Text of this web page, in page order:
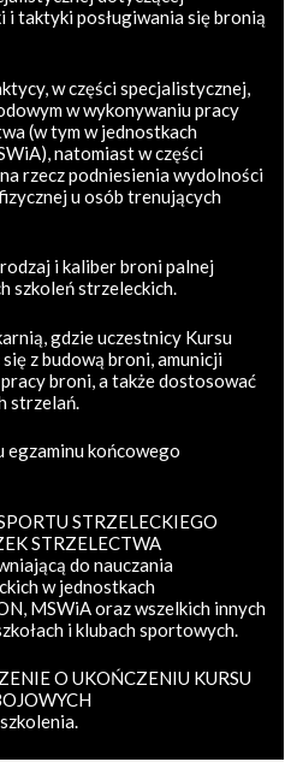
taktyki posługiwania się bronią
w części specjalistycznej,
w wykonywaniu pracy
(w tym w jednostkach
natomiast w części
rzecz podniesienia wydolności
u osób trenujących
i kaliber broni palnej
szkoleń strzeleckich.
gdzie uczestnicy Kursu
z budową broni, amunicji
broni, a także dostosować
strzelań.
egzaminu końcowego
STRZELECKIEGO
STRZELECTWA
do nauczania
w jednostkach
MSWiA oraz wszelkich innych
i klubach sportowych.
O UKOŃCZENIU KURSU